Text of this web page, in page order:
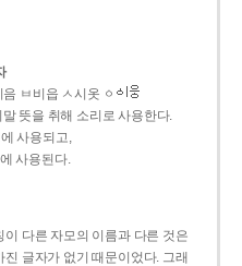
ㅂ비읍 ㅅ시옷 ㆁ
뜻을 취해 소리로 사용한다.
사용되고,
사용된다.
이 다른 자모의 이름과 다른 것은
진 글자가 없기 때문이었다. 그래